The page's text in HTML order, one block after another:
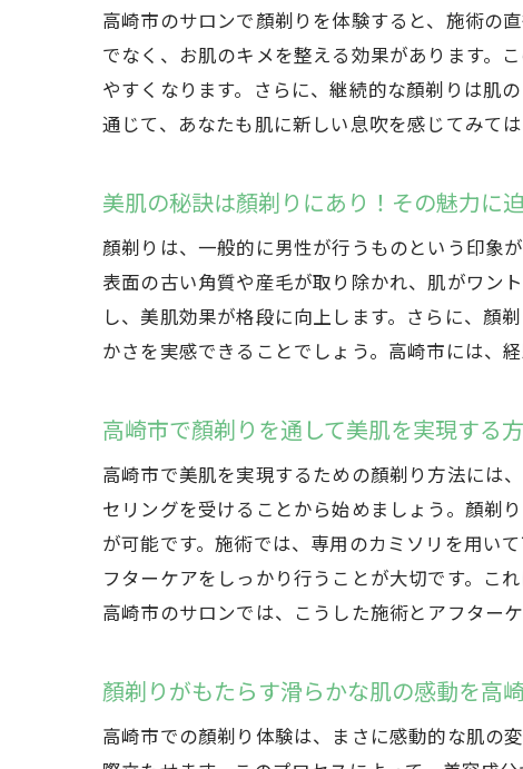
高崎市のサロンで顏剃りを体験すると、施術の
でなく、お肌のキメを整える効果があります。
やすくなります。さらに、継続的な顏剃りは肌
通じて、あなたも肌に新しい息吹を感じてみては
美肌の秘訣は顏剃りにあり！その魅力に
顏剃りは、一般的に男性が行うものという印象
表面の古い角質や産毛が取り除かれ、肌がワン
し、美肌効果が格段に向上します。さらに、顏
かさを実感できることでしょう。高崎市には、
高崎市で顏剃りを通して美肌を実現する
高崎市で美肌を実現するための顏剃り方法には
セリングを受けることから始めましょう。顏剃
が可能です。施術では、専用のカミソリを用い
フターケアをしっかり行うことが大切です。こ
高崎市のサロンでは、こうした施術とアフター
顏剃りがもたらす滑らかな肌の感動を高
高崎市での顏剃り体験は、まさに感動的な肌の